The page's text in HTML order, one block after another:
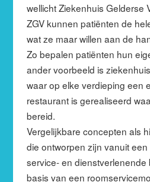
wellicht Ziekenhuis Gelderse
ZGV kunnen patiënten de
wat ze maar willen aan de
Zo bepalen patiënten hun
ander voorbeeld is
waar op elke verdieping een
restaurant is gerealiseerd
bereid.
Vergelijkbare concepten als
die ontworpen zijn vanuit
service- en
basis van een